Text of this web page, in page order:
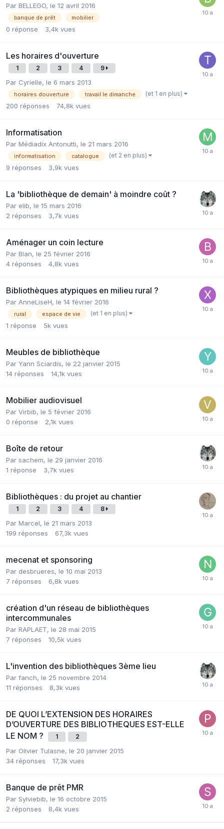
Par BELLEGO, le 12 avril 2016
banque de prêt mobilier
0 réponse 3,4k vues
Les horaires d'ouverture
1 2 3 4 9
Par Cyrielle, le 6 mars 2013
horaires douverture travail le dimanche (et 1 en plus)
200 réponses 74,8k vues
Informatisation
Par Médiadix Antonutti, le 21 mars 2016
informatisation catalogue (et 2 en plus)
9 réponses 3,9k vues
La 'bibliothèque de demain' à moindre coût ?
Par elib, le 15 mars 2016
2 réponses 3,7k vues
Aménager un coin lecture
Par Blan, le 25 février 2016
4 réponses 4,8k vues
Bibliothèques atypiques en milieu rural ?
Par AnneLiseH, le 14 février 2016
rural espace de vie (et 1 en plus)
1 réponse 5k vues
Meubles de bibliothèque
Par Yann Sciardis, le 22 janvier 2015
14 réponses 14,1k vues
Mobilier audiovisuel
Par Virbib, le 5 février 2016
0 réponse 2,1k vues
Boîte de retour
Par sachem, le 29 janvier 2016
1 réponse 3,7k vues
Bibliothèques : du projet au chantier
1 2 3 4 8
Par Marcel, le 21 mars 2013
199 réponses 67,3k vues
mecenat et sponsoring
Par desbrueres, le 10 mai 2013
7 réponses 6,8k vues
création d'un réseau de bibliothèques
intercommunales
Par RAPLAET, le 28 mai 2015
7 réponses 10,5k vues
L'invention des bibliothèques 3ème lieu
Par fanch, le 25 novembre 2014
11 réponses 8,3k vues
DE QUOI L’EXTENSION DES HORAIRES
D’OUVERTURE DES BIBLIOTHEQUES EST-ELLE
LE NOM ?
1 2
Par Olivier Tulasne, le 20 janvier 2015
34 réponses 17,3k vues
Banque de prêt PMR
Par Sylviebib, le 16 octobre 2015
2 réponses 8,4k vues